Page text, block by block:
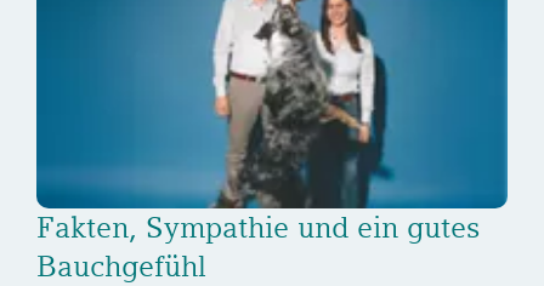
Fakten, Sympathie und ein gutes
Bauchgefühl